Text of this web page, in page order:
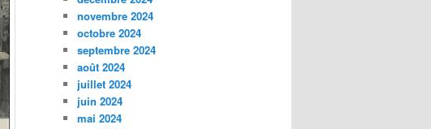
novembre 2024
octobre 2024
septembre 2024
août 2024
juillet 2024
juin 2024
mai 2024